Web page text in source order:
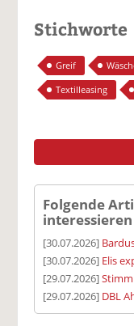
Stichworte
Greif
Textilleasing
Folgende
interessieren
[30.07.2026]
[30.07.2026] Elis
[29.07.2026]
[29.07.2026] DBL